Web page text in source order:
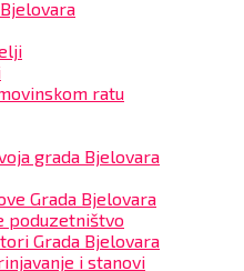
ratu
grada Bjelovara
Grada Bjelovara
poduzetništvo
Grada Bjelovara
i stanovi